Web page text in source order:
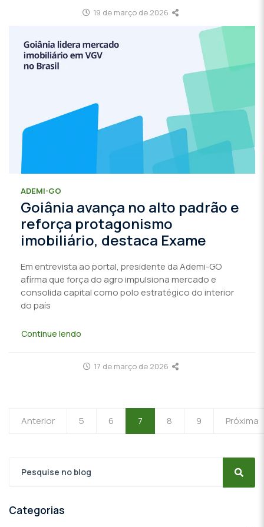
19 de março de 2026
ADEMI-GO
Goiânia avança no alto padrão e
reforça protagonismo
imobiliário, destaca Exame
Em entrevista ao portal, presidente da Ademi-GO
afirma que força do agro impulsiona mercado e
consolida capital como polo estratégico do interior
do país
Continue lendo
17 de março de 2026
Anterior 5 6 7 8 9 Próxima
Categorias